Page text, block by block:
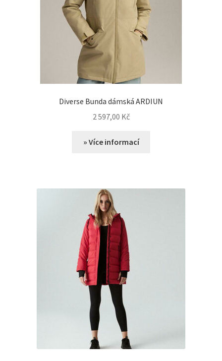
Diverse Bunda dámská ARDIUN
2 597,00 Kč
» Více informací